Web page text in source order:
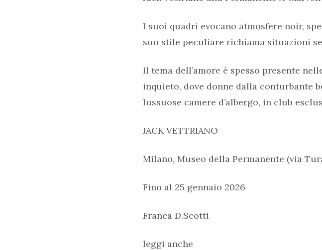
I suoi quadri evocano atmosfere noir,
suo stile peculiare richiama situazioni
Il tema dell’amore è spesso presente
inquieto, dove donne dalla conturbante
lussuose camere d’albergo, in club
JACK VETTRIANO
Milano, Museo della Permanente (via
Fino al 25 gennaio 2026
Franca D.Scotti
leggi anche